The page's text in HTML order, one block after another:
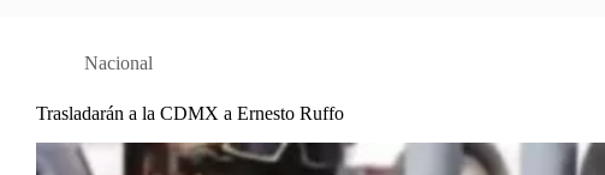
Nacional
Trasladarán a la CDMX a Ernesto Ruffo